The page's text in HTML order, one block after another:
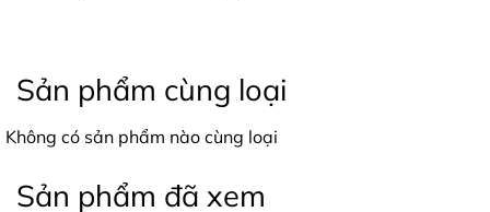
Sản phẩm cùng loại
Không có sản phẩm nào cùng loại
Sản phẩm đã xem